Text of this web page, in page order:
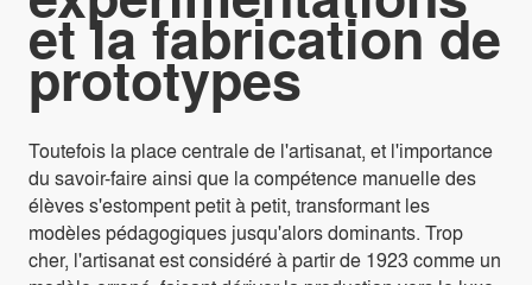
et la fabrication de
prototypes
Toutefois la place centrale de l'artisanat, et l'importance
du savoir-faire ainsi que la compétence manuelle des
élèves s'estompent petit à petit, transformant les
modèles pédagogiques jusqu'alors dominants. Trop
cher, l'artisanat est considéré à partir de 1923 comme un